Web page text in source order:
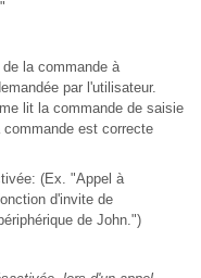
la commande à
par l'utilisateur.
lit la commande de saisie
est correcte
(Ex. "Appel à
d'invite de
de John.")